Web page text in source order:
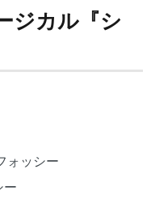
ジカル『シ
ォッシー
ー